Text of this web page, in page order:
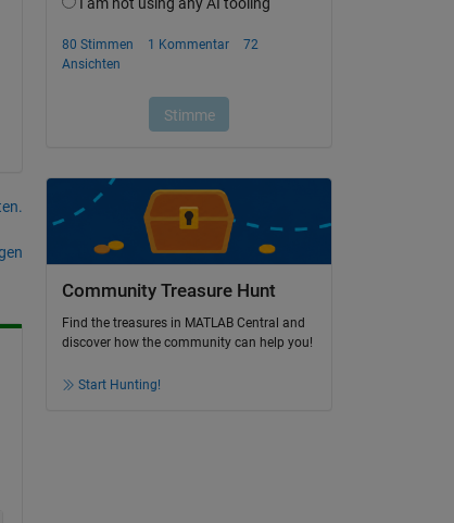
Community Treasure Hunt
Find the treasures in MATLAB Central and
discover how the community can help you!
Start Hunting!